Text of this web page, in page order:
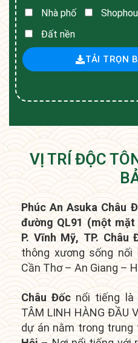
Nhà phố
Đất nền
TẢI TRỌN
VỊ TRÍ ĐỘC
Phúc An Asuka Châu
đường QL91 (một
P. Vĩnh Mỹ, TP. Châu
thông xương sống
Cần Thơ – An Giang –
Châu Đốcnổi tiếng là
TÂM LINH HÀNG ĐẦU
dự án nằm trong trung